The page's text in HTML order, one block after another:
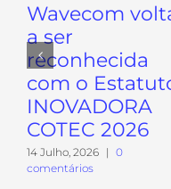
Wavecom
a ser
reconhecida
com o
INOVADORA
COTEC 2026
14 Julho, 2026 | 0
comentários